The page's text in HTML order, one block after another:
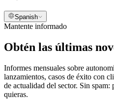
Spanish
Mantente informado
Obtén las últimas
Informes mensuales sobre
lanzamientos, casos de éxito con
de actualidad del sector. Sin spam:
quieras.